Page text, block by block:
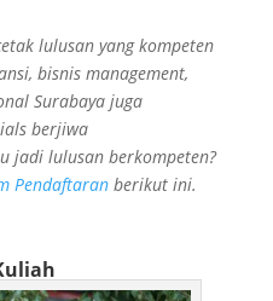
lulusan yang kompeten
bisnis management,
Surabaya juga
berjiwa
jadi lulusan berkompeten?
Pendaftaranberikut ini.